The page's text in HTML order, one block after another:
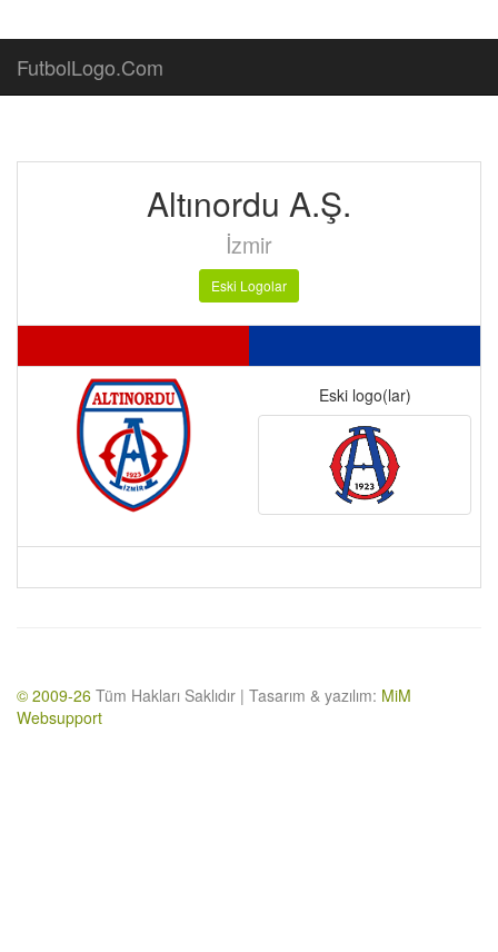
FutbolLogo.Com
Altınordu A.Ş.
İzmir
Eski Logolar
Eski logo(lar)
© 2009-26 Tüm Hakları Saklıdır | Tasarım & yazılım: MiM
Websupport